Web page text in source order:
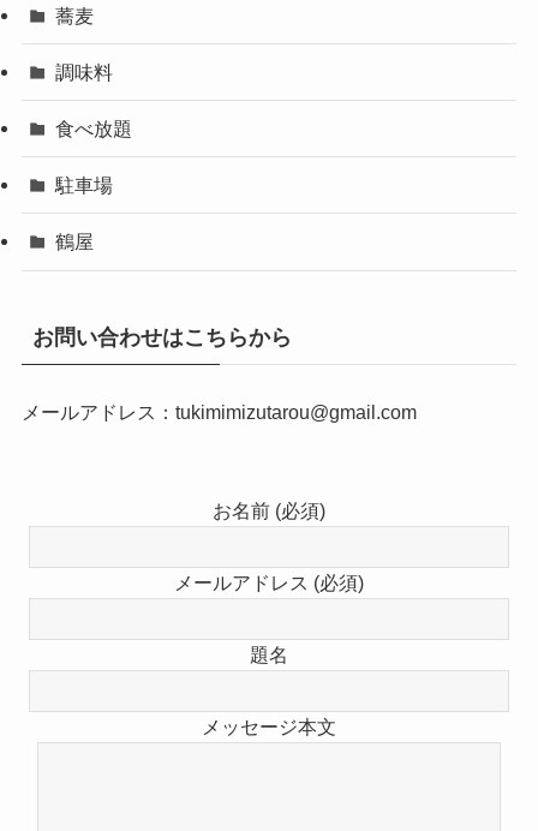
蕎麦
調味料
食べ放題
駐車場
鶴屋
お問い合わせはこちらから
メールアドレス：tukimimizutarou@gmail.com
お名前 (必須)
メールアドレス (必須)
題名
メッセージ本文